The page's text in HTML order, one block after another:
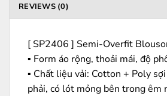
REVIEWS (0)
[ SP2406 ] Semi-Overfit
▪️ Form áo rộng, thoải mái, độ
▪️ Chất liệu vải: Cotton + Poly
phải, có lót mỏng bên trong êm